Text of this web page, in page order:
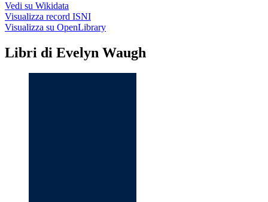
Vedi su Wikidata
Visualizza record ISNI
Visualizza su OpenLibrary
Libri di Evelyn Waugh